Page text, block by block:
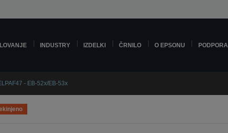
INDUSTRY IZDELKI ČRNILO O EPSONU PODPORA
- EB-52x/EB-53x